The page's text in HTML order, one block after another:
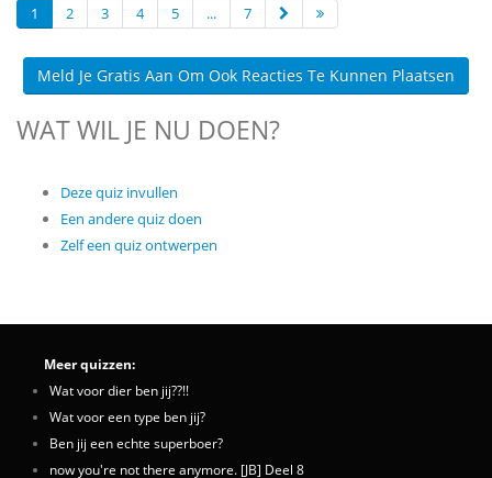
1 2 3 4 5 ... 7
Meld Je Gratis Aan Om Ook Reacties Te Kunnen Plaatsen
WAT WIL JE NU DOEN?
Deze quiz invullen
Een andere quiz doen
Zelf een quiz ontwerpen
Meer quizzen:
Wat voor dier ben jij??!!
Wat voor een type ben jij?
Ben jij een echte superboer?
now you're not there anymore. [JB] Deel 8